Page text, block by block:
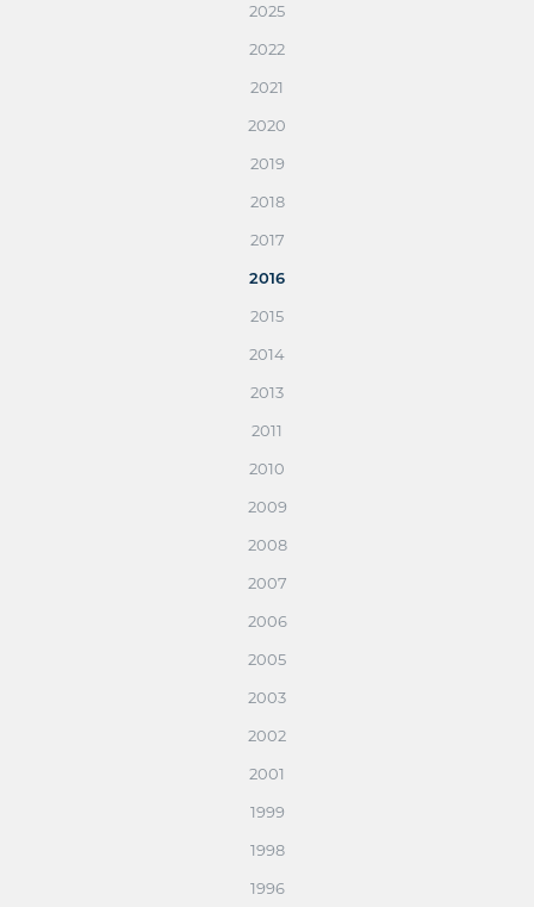
2025
2022
2021
2020
2019
2018
2017
2016
2015
2014
2013
2011
2010
2009
2008
2007
2006
2005
2003
2002
2001
1999
1998
1996